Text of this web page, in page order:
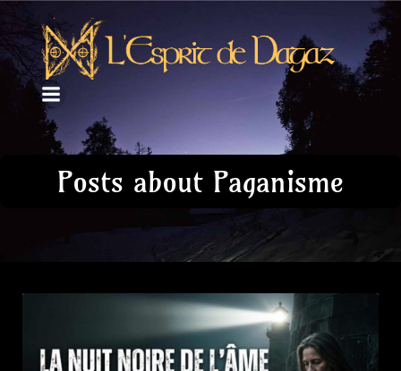
Posts about Paganisme